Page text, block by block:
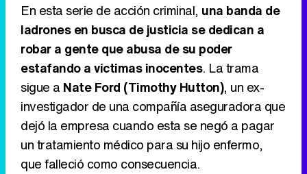
Canción ganadora de Eurovisión 2026: DARA con "Bangaranga" por Bulgaria
En esta serie de acción criminal, una banda de
ladrones en busca de justicia se dedican a
robar a gente que abusa de su poder
estafando a víctimas inocentes. La trama
sigue a Nate Ford (Timothy Hutton), un ex-
investigador de una compañía aseguradora que
dejó la empresa cuando esta se negó a pagar
un tratamiento médico para su hijo enfermo,
que falleció como consecuencia.